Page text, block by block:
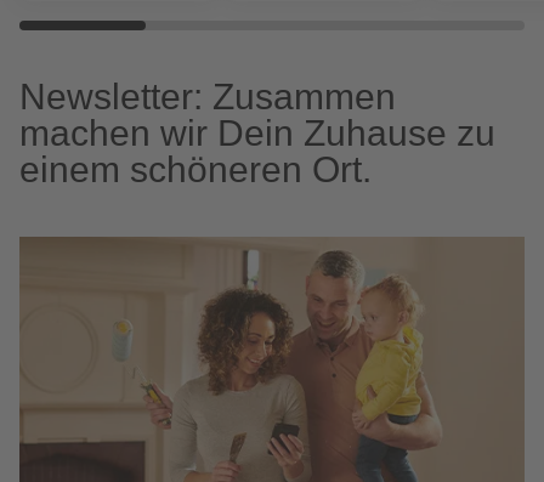
Newsletter: Zusammen
machen wir Dein Zuhause zu
einem schöneren Ort.